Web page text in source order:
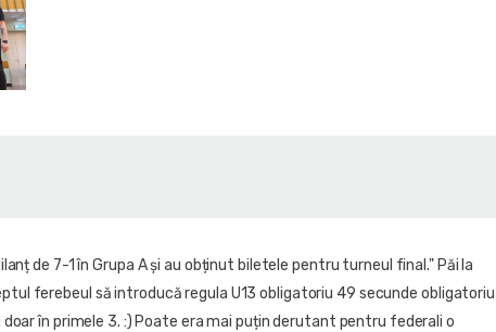
de 7-1 în Grupa A și au obținut biletele pentru turneul final." Păi la
ferebeul să introducă regula U13 obligatoriu 49 secunde obligatoriu
în primele 3. :) Poate era mai puțin derutant pentru federali o